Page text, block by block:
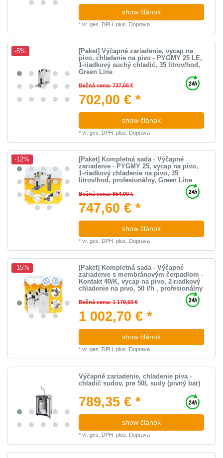
show článok
*vr. ges. DPH. plus. Doprava
-5%
[Paket] Výčapné zariadenie, vycap na
pivo, chladenie na pivo - PYGMY 25 LE,
1-riadkový suchý chladič, 35 litrov/hod,
Green Line
Bežná cena: 737,66 €
702,00 € *
show článok
*vr. ges. DPH. plus. Doprava
-12%
[Paket] Kompletná sada - Výčapné
zariadenie - PYGMY 25, vycap na pivo,
1-riadkový chladenie na pivo, 35
litrov/hod, profesionálny, Green Line
Bežná cena: 854,00 €
747,60 € *
show článok
*vr. ges. DPH. plus. Doprava
-15%
[Paket] Kompletná sada - Výčapné
zariadenie s membránovým čerpadlom -
Kontakt 40/K, vycap na pivo, 2-riadkový
chladenie na pivo, 50 l/h , profesionálny
Bežná cena: 1 179,60 €
1 002,70 € *
show článok
*vr. ges. DPH. plus. Doprava
Výčapné zariadenie, chladenie piva -
chladič sudov, pre 50L sudy (pivný bar)
789,35 € *
show článok
*vr. ges. DPH. plus. Doprava